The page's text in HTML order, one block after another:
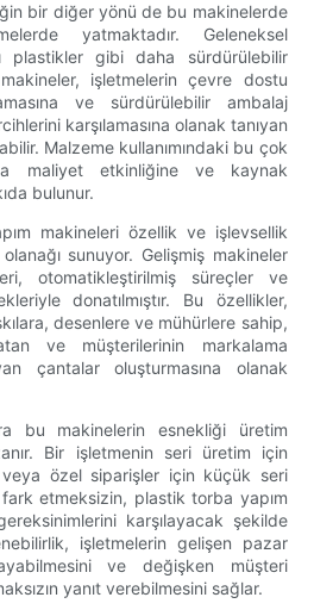
bir diğer yönü de bu makinelerde
yatmaktadır. Geleneksel
plastikler gibi daha sürdürülebilir
işletmelerin çevre dostu
ve sürdürülebilir ambalaj
karşılamasına olanak tanıyan
Malzeme kullanımındaki bu çok
maliyet etkinliğine ve kaynak
bulunur.
makineleri özellik ve işlevsellik
sunuyor. Gelişmiş makineler
otomatikleştirilmiş süreçler ve
donatılmıştır. Bu özellikler,
desenlere ve mühürlere sahip,
ve müşterilerinin markalama
çantalar oluşturmasına olanak
bu makinelerin esnekliği üretim
Bir işletmenin seri üretim için
özel siparişler için küçük seri
etmeksizin, plastik torba yapım
karşılayacak şekilde
işletmelerin gelişen pazar
ve değişken müşteri
yanıt verebilmesini sağlar.